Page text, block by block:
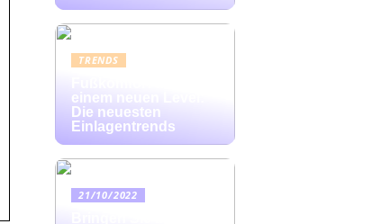
TRENDS
einem neuen Level:
Die neuesten
Einlagentrends
21/10/2022